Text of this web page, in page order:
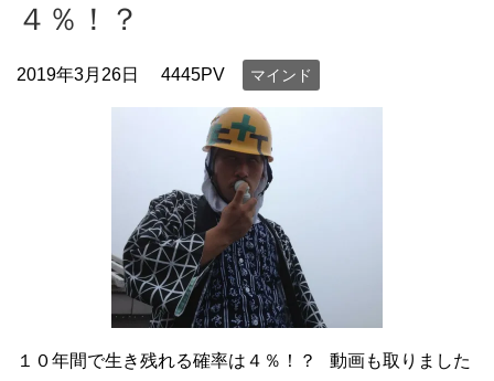
４％！？
2019年3月26日 4445PV マインド
１０年間で生き残れる確率は４％！？ 動画も取りました